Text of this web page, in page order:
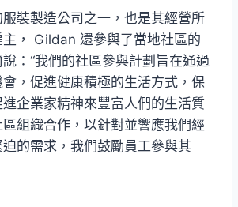
裝製造公司之一，也是其經營所
， Gildan 還參與了當地社區的
：“我們的社區參與計劃旨在通過
，促進健康積極的生活方式，保
企業家精神來豐富人們的生活質
區組織合作，以針對並響應我們經
的需求，我們鼓勵員工參與其